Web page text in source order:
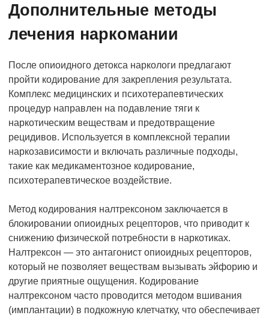
Дополнительные методы
лечения наркомании
После опиоидного детокса наркологи предлагают
пройти кодирование для закрепления результата.
Комплекс медицинских и психотерапевтических
процедур направлен на подавление тяги к
наркотическим веществам и предотвращение
рецидивов. Используется в комплексной терапии
наркозависимости и включать различные подходы,
такие как медикаментозное кодирование,
психотерапевтическое воздействие.
Метод кодирования налтрексоном заключается в
блокировании опиоидных рецепторов, что приводит к
снижению физической потребности в наркотиках.
Налтрексон — это антагонист опиоидных рецепторов,
который не позволяет веществам вызывать эйфорию и
другие приятные ощущения. Кодирование
налтрексоном часто проводится методом вшивания
(имплантации) в подкожную клетчатку, что обеспечивает